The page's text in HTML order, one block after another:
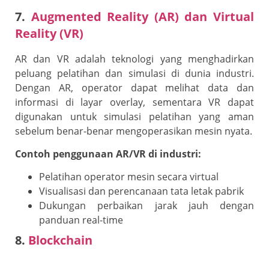
7. Augmented Reality (AR) dan Virtual
Reality (VR)
AR dan VR adalah teknologi yang menghadirkan
peluang pelatihan dan simulasi di dunia industri.
Dengan AR, operator dapat melihat data dan
informasi di layar overlay, sementara VR dapat
digunakan untuk simulasi pelatihan yang aman
sebelum benar-benar mengoperasikan mesin nyata.
Contoh penggunaan AR/VR di industri:
Pelatihan operator mesin secara virtual
Visualisasi dan perencanaan tata letak pabrik
Dukungan perbaikan jarak jauh dengan
panduan real-time
8. Blockchain